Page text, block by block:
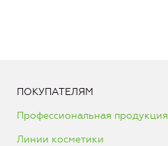
ПОКУПАТЕЛЯМ
Профессиональная продукция
Линии косметики